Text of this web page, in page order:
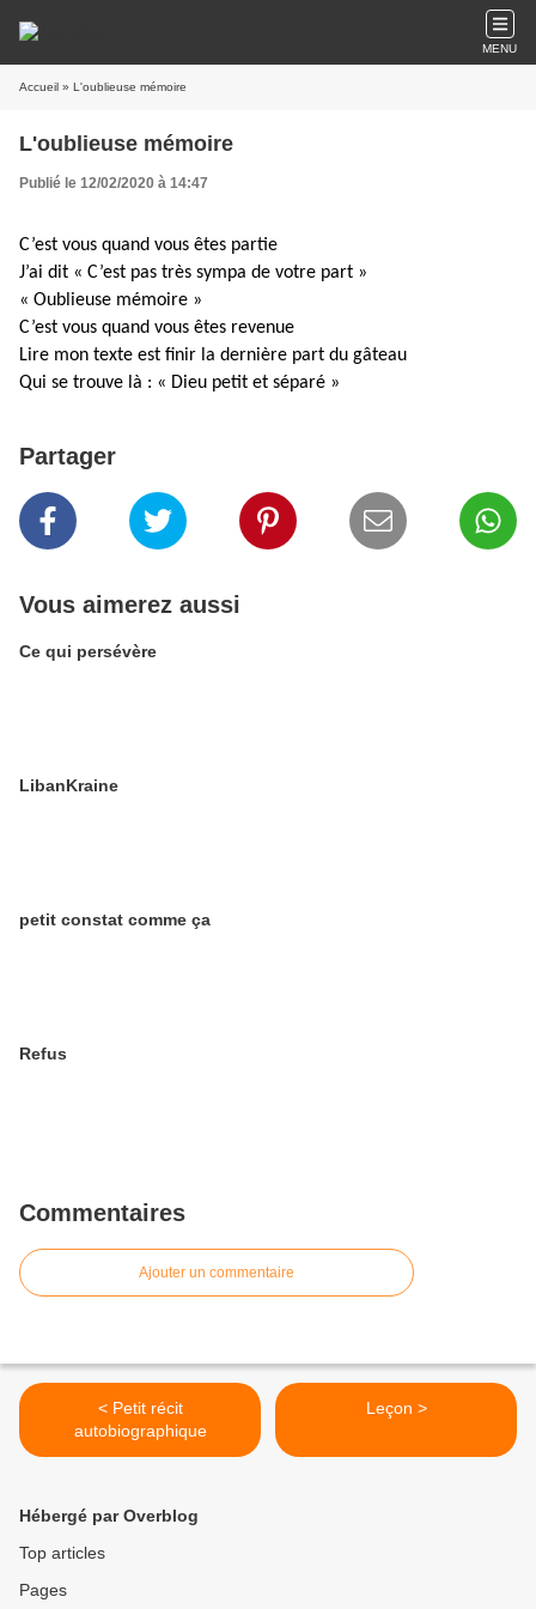
MENU
Accueil » L'oublieuse mémoire
L'oublieuse mémoire
Publié le 12/02/2020 à 14:47
C’est vous quand vous êtes partie
J’ai dit « C’est pas très sympa de votre part »
« Oublieuse mémoire »
C’est vous quand vous êtes revenue
Lire mon texte est finir la dernière part du gâteau
Qui se trouve là : « Dieu petit et séparé »
Partager
Vous aimerez aussi
Ce qui persévère
LibanKraine
petit constat comme ça
Refus
Commentaires
Ajouter un commentaire
< Petit récit
autobiographique
Leçon >
Hébergé par Overblog
Top articles
Pages